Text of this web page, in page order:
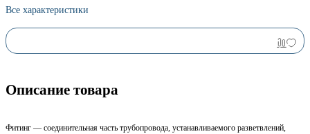
Все характеристики
Описание товара
Фитинг — соединительная часть трубопровода, устанавливаемого разветвлений,